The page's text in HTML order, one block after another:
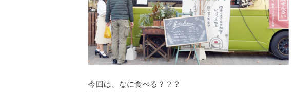
今回は、なに食べる？？？